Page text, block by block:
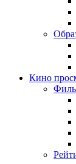
Кино